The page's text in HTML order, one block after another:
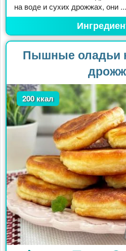
на воде и сухих дрожжах, они ...
Пышные оладьи
200 ккал